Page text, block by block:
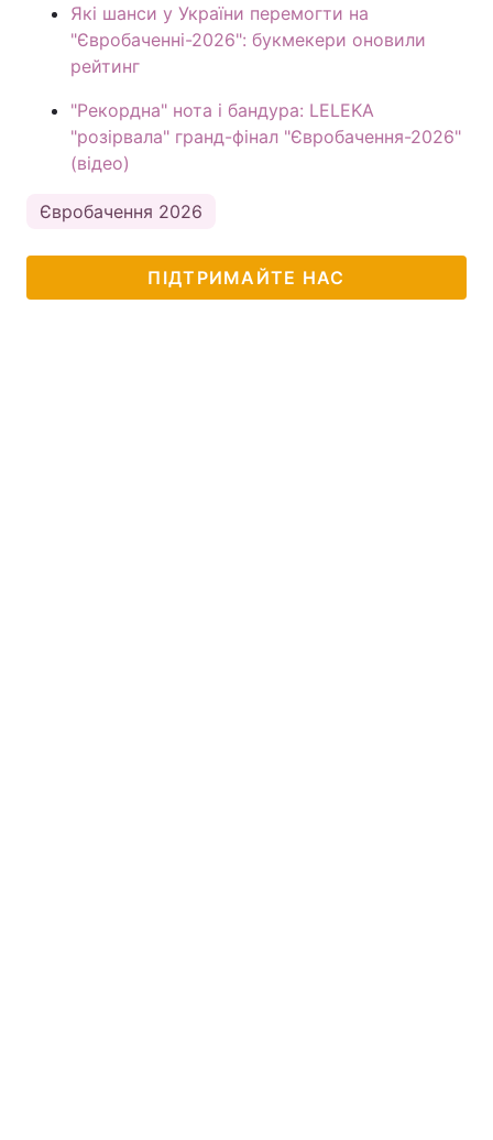
Які шанси у України перемогти на
"Євробаченні-2026": букмекери оновили
рейтинг
"Рекордна" нота і бандура: LELEKA
"розірвала" гранд-фінал "Євробачення-2026"
(відео)
Євробачення 2026
ПІДТРИМАЙТЕ НАС